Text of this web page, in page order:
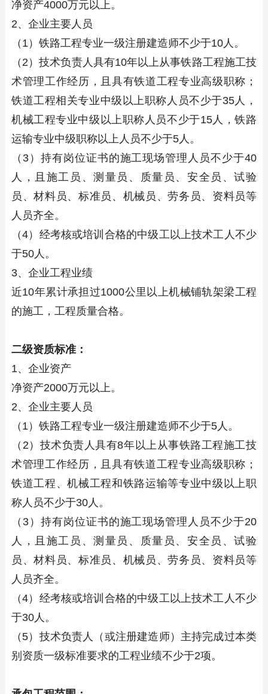
净资产4000万元以上。
2、企业主要人员
（1）铁路工程专业一级注册建造师不少于10人。
（2）技术负责人具有10年以上从事铁路工程施工技
术管理工作经历，且具有铁道工程专业高级职称；
铁道工程相关专业中级以上职称人员不少于35人，
机械工程专业中级以上职称人员不少于15人，铁路
运输专业中级职称以上人员不少于5人。
（3）持有岗位证书的施工现场管理人员不少于40
人，且施工员、测量员、质量员、安全员、试验
员、材料员、标准员、机械员、劳务员、资料员等
人员齐全。
（4）经考核或培训合格的中级工以上技术工人不少
于50人。
3、企业工程业绩
近10年累计承担过1000公里以上机械铺轨架梁工程
的施工，工程质量合格。
二级资质标准：
1、企业资产
净资产2000万元以上。
2、企业主要人员
（1）铁路工程专业一级注册建造师不少于5人。
（2）技术负责人具有8年以上从事铁路工程施工技
术管理工作经历，且具有铁道工程专业高级职称；
铁道工程、机械工程和铁路运输等专业中级以上职
称人员不少于30人。
（3）持有岗位证书的施工现场管理人员不少于20
人，且施工员、测量员、质量员、安全员、试验
员、材料员、标准员、机械员、劳务员、资料员等
人员齐全。
（4）经考核或培训合格的中级工以上技术工人不少
于30人。
（5）技术负责人（或注册建造师）主持完成过本类
别资质一级标准要求的工程业绩不少于2项。